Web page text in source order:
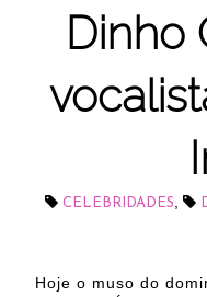
Dinho
CELEBRIDADES,
Hoje o muso do